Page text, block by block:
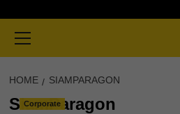
Menu
HOME SIAMPARAGON
SiamParagon
Corporate